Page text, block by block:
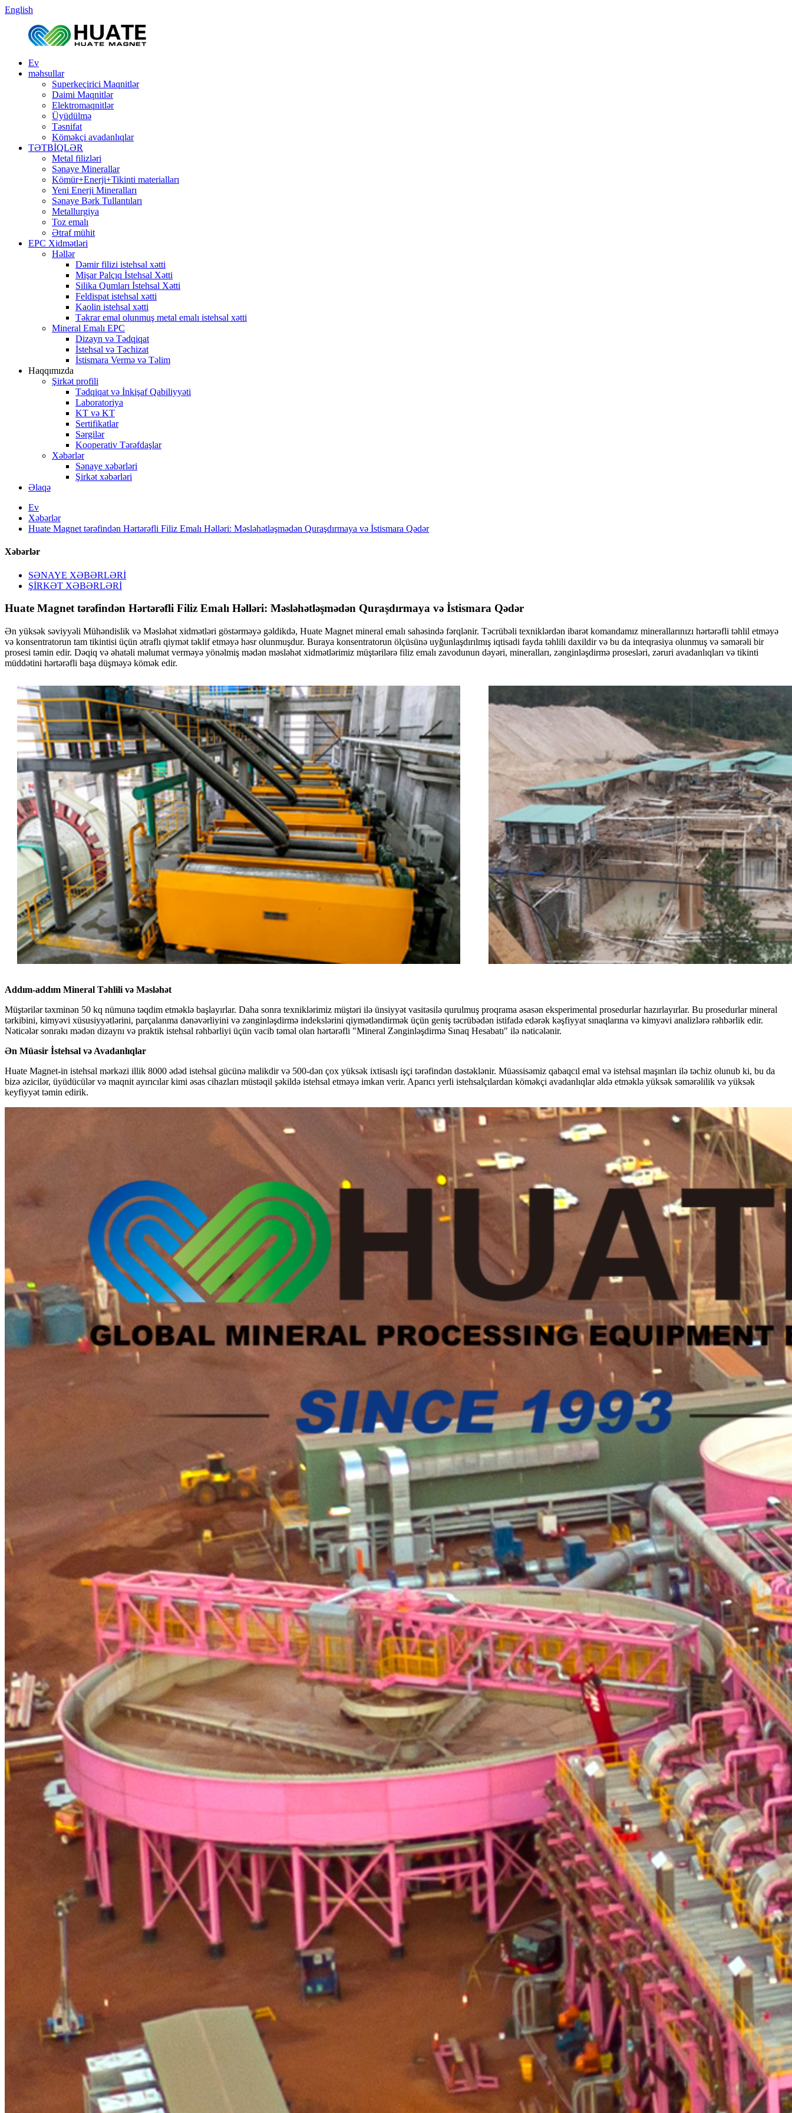
English
Ev
məhsullar
Superkeçirici Maqnitlər
Daimi Maqnitlər
Elektromaqnitlər
Üyüdülmə
Təsnifat
Köməkçi avadanlıqlar
TƏTBİQLƏR
Metal filizləri
Sənaye Minerallar
Kömür+Enerji+Tikinti materialları
Yeni Enerji Mineralları
Sənaye Bərk Tullantıları
Metallurgiya
Toz emalı
Ətraf mühit
EPC Xidmətləri
Həllər
Dəmir filizi istehsal xətti
Mişar Palçıq İstehsal Xətti
Silika Qumları İstehsal Xətti
Feldispat istehsal xətti
Kaolin istehsal xətti
Təkrar emal olunmuş metal emalı istehsal xətti
Mineral Emalı EPC
Dizayn və Tədqiqat
İstehsal və Təchizat
İstismara Vermə və Təlim
Haqqımızda
Şirkət profili
Tədqiqat və İnkişaf Qabiliyyəti
Laboratoriya
KT və KT
Sertifikatlar
Sərgilər
Kooperativ Tərəfdaşlar
Xəbərlər
Sənaye xəbərləri
Şirkət xəbərləri
Əlaqə
Ev
Xəbərlər
Huate Magnet tərəfindən Hərtərəfli Filiz Emalı Həlləri: Məsləhətləşmədən Quraşdırmaya və İstismara Qədər
Xəbərlər
SƏNAYE XƏBƏRLƏRİ
ŞİRKƏT XƏBƏRLƏRİ
Huate Magnet tərəfindən Hərtərəfli Filiz Emalı Həlləri: Məsləhətləşmədən Quraşdırmaya və İstismara Qədər
Ən yüksək səviyyəli Mühəndislik və Məsləhət xidmətləri göstərməyə gəldikdə, Huate Magnet mineral emalı sahəsində fərqlənir. Təcrübəli texniklərdən ibarət komandamız minerallarınızı hərtərəfli təhlil etməyə
və konsentratorun tam tikintisi üçün ətraflı qiymət təklif etməyə həsr olunmuşdur. Buraya konsentratorun ölçüsünə uyğunlaşdırılmış iqtisadi fayda təhlili daxildir və bu da inteqrasiya olunmuş və səmərəli bir
prosesi təmin edir. Dəqiq və əhatəli məlumat verməyə yönəlmiş mədən məsləhət xidmətlərimiz müştərilərə filiz emalı zavodunun dəyəri, mineralları, zənginləşdirmə prosesləri, zəruri avadanlıqları və tikinti
müddətini hərtərəfli başa düşməyə kömək edir.
Addım-addım Mineral Təhlili və Məsləhət
Müştərilər təxminən 50 kq nümunə təqdim etməklə başlayırlar. Daha sonra texniklərimiz müştəri ilə ünsiyyət vasitəsilə qurulmuş proqrama əsasən eksperimental prosedurlar hazırlayırlar. Bu prosedurlar mineral
tərkibini, kimyəvi xüsusiyyətlərini, parçalanma dənəvərliyini və zənginləşdirmə indekslərini qiymətləndirmək üçün geniş təcrübədən istifadə edərək kəşfiyyat sınaqlarına və kimyəvi analizlərə rəhbərlik edir.
Nəticələr sonrakı mədən dizaynı və praktik istehsal rəhbərliyi üçün vacib təməl olan hərtərəfli "Mineral Zənginləşdirmə Sınaq Hesabatı" ilə nəticələnir.
Ən Müasir İstehsal və Avadanlıqlar
Huate Magnet-in istehsal mərkəzi illik 8000 ədəd istehsal gücünə malikdir və 500-dən çox yüksək ixtisaslı işçi tərəfindən dəstəklənir. Müəssisəmiz qabaqcıl emal və istehsal maşınları ilə təchiz olunub ki, bu da
bizə əzicilər, üyüdücülər və maqnit ayırıcılar kimi əsas cihazları müstəqil şəkildə istehsal etməyə imkan verir. Aparıcı yerli istehsalçılardan köməkçi avadanlıqlar əldə etməklə yüksək səmərəlilik və yüksək
keyfiyyət təmin edirik.